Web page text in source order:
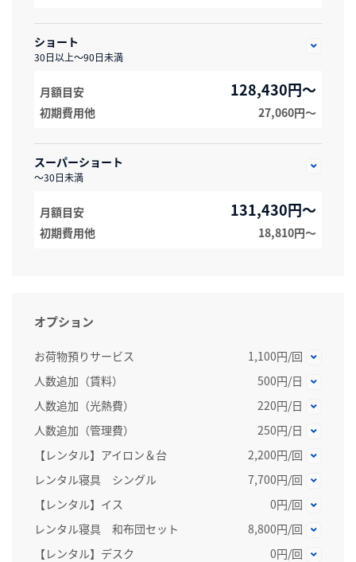
ショート
30日以上～90日未満
月額目安 128,430円～
初期費用他 27,060円〜
スーパーショート
～30日未満
月額目安 131,430円～
初期費用他 18,810円〜
オプション
お荷物預りサービス
1,100円/回
人数追加（賃料）
500円/日
人数追加（光熱費）
220円/日
人数追加（管理費）
250円/日
【レンタル】アイロン＆台
2,200円/回
レンタル寝具 シングル
7,700円/回
【レンタル】イス
0円/回
レンタル寝具 和布団セット
8,800円/回
【レンタル】デスク
0円/回